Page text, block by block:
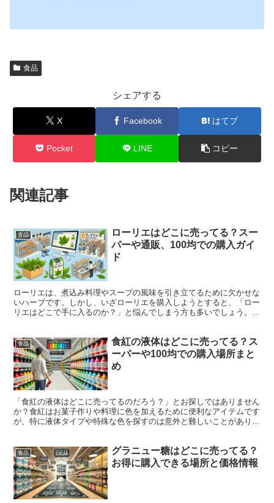
食品
シェアする
X Facebook はてブ
Pocket LINE コピー
関連記事
食品
ローリエはどこに売ってる？スー
パーや通販、100均での購入ガイ
ド
ローリエは、煮込み料理やスープの風味を引き立てるために欠かせな
いハーブです。しかし、いざローリエを購入しようとすると、「ロー
リエはどこで手に入るのか？」と悩んでしまう方も多いでしょう。
食品
食紅の液体はどこに売ってる？ス
ーパーや100均での購入場所まと
め
「食紅の液体はどこに売ってるのだろう？」とお探しではありません
か？食紅はお菓子作りや料理に色を加えるために便利なアイテムです
が、特に液体タイプや特殊な色を探すのは意外と難しいことがありま
食品
グラニュー糖はどこに売ってる？
お得に購入できる場所と価格情報